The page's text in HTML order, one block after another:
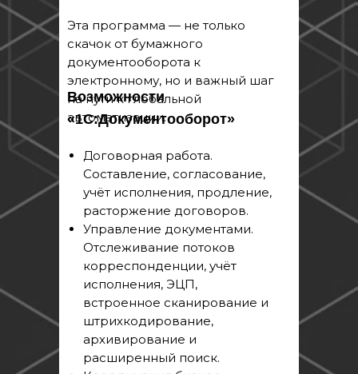
Возможности
«1С:Документооборот»
Договорная работа.
Составление, согласование,
учёт исполнения, продление,
расторжение договоров.
Управление документами.
Отслеживание потоков
корреспонденции, учёт
исполнения, ЭЦП,
встроенное сканирование и
штрихкодирование,
архивирование и
расширенный поиск.
Эта программа — не только
скачок от бумажного
документооборота к
электронному, но и важный шаг
на пути к глобальной
автоматизации.